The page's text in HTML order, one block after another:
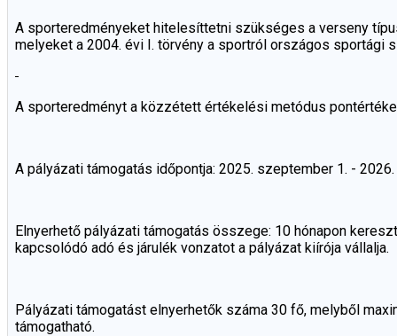
A sporteredményeket hitelesíttetni szükséges a verseny
melyeket a 2004. évi I. törvény a sportról országos
A sporteredményt a közzétett értékelési metódus
A pályázati támogatás időpontja: 2025. szeptember 1. -
Elnyerhető pályázati támogatás összege: 10 hónapon
kapcsolódó adó és járulék vonzatot a pályázat kiírója vállalja.
Pályázati támogatást elnyerhetők száma 30 fő, melyből
támogatható.